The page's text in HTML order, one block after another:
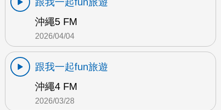
沖繩5 FM
2026/04/04
跟我一起fun旅遊
沖繩4 FM
2026/03/28